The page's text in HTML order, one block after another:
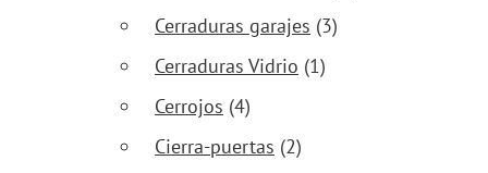
Cerraduras garajes (3)
Cerraduras Vidrio (1)
Cerrojos (4)
Cierra-puertas (2)